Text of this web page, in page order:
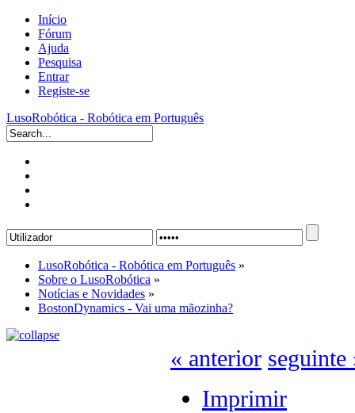
Início
Fórum
Ajuda
Pesquisa
Entrar
Registe-se
LusoRobótica - Robótica em Português
LusoRobótica - Robótica em Português »
Sobre o LusoRobótica »
Notícias e Novidades »
BostonDynamics - Vai uma mãozinha?
« anterior seguinte
Imprimir